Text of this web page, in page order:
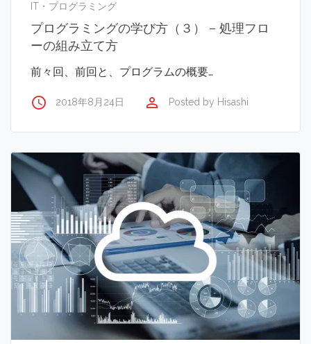
IT・プログラミング
プログラミングの学び方（３） – 処理フロ
ーの組み立て方
前々回、前回と、プログラムの概要…
access_time 2018年8月24日 perm_identity Posted by Hisashi